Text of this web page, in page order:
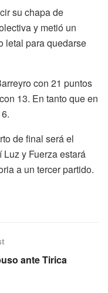
su chapa de
y metió un
letal para quedarse
con 21 puntos
13. En tanto que en
de final será el
y Fuerza estará
a un tercer partido.
ante Tirica